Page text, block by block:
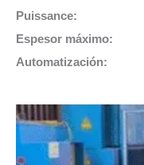
Puissance:
Espesor máximo:
Automatización: